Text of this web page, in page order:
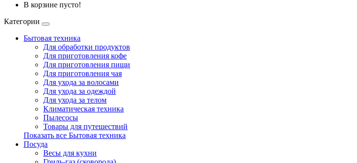
В корзине пусто!
Категории
Бытовая техника
Для обработки продуктов
Для приготовления кофе
Для приготовления пищи
Для приготовления чая
Для ухода за волосами
Для ухода за одеждой
Для ухода за телом
Климатическая техника
Пылесосы
Товары для путешествий
Показать все Бытовая техника
Посуда
Весы для кухни